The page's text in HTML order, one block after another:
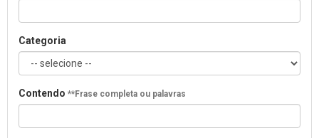
Categoria
Contendo **Frase completa ou palavras